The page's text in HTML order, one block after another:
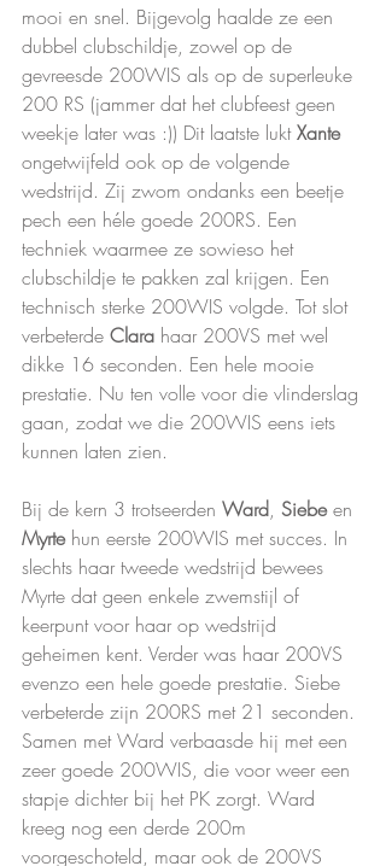
mooi en snel. Bijgevolg haalde ze een
dubbel clubschildje, zowel op de
gevreesde 200WIS als op de superleuke
200 RS (jammer dat het clubfeest geen
weekje later was :)) Dit laatste lukt Xante
ongetwijfeld ook op de volgende
wedstrijd. Zij zwom ondanks een beetje
pech een héle goede 200RS. Een
techniek waarmee ze sowieso het
clubschildje te pakken zal krijgen. Een
technisch sterke 200WIS volgde. Tot slot
verbeterde Clara haar 200VS met wel
dikke 16 seconden. Een hele mooie
prestatie. Nu ten volle voor die vlinderslag
gaan, zodat we die 200WIS eens iets
kunnen laten zien.
Bij de kern 3 trotseerden Ward, Siebe en
Myrte hun eerste 200WIS met succes. In
slechts haar tweede wedstrijd bewees
Myrte dat geen enkele zwemstijl of
keerpunt voor haar op wedstrijd
geheimen kent. Verder was haar 200VS
evenzo een hele goede prestatie. Siebe
verbeterde zijn 200RS met 21 seconden.
Samen met Ward verbaasde hij met een
zeer goede 200WIS, die voor weer een
stapje dichter bij het PK zorgt. Ward
kreeg nog een derde 200m
voorgeschoteld, maar ook de 200VS